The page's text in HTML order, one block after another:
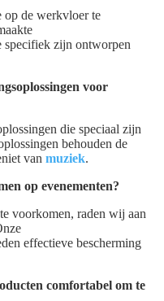
op de werkvloer te
specifiek zijn ontworpen
voor
die speciaal zijn
behouden de
van muziek.
op evenementen?
voorkomen, raden wij aan
effectieve bescherming
comfortabel om te